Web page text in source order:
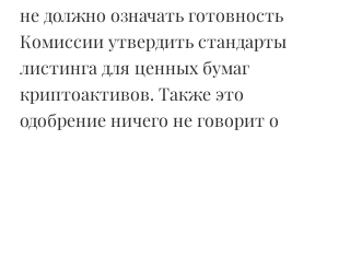
не должно означать готовность
Комиссии утвердить стандарты
листинга для ценных бумаг
криптоактивов. Также это
одобрение ничего не говорит о